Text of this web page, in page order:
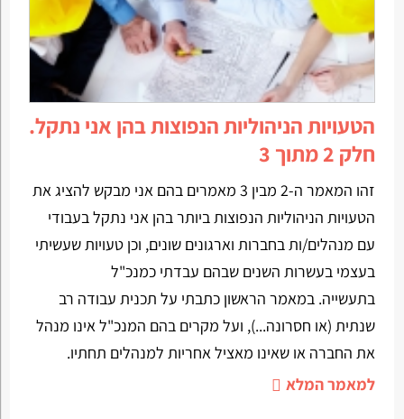
הטעויות הניהוליות הנפוצות בהן אני נתקל.
חלק 2 מתוך 3
זהו המאמר ה-2 מבין 3 מאמרים בהם אני מבקש להציג את
הטעויות הניהוליות הנפוצות ביותר בהן אני נתקל בעבודי
עם מנהלים/ות בחברות וארגונים שונים, וכן טעויות שעשיתי
בעצמי בעשרות השנים שבהם עבדתי כמנכ"ל
בתעשייה. במאמר הראשון כתבתי על תכנית עבודה רב
שנתית (או חסרונה...), ועל מקרים בהם המנכ"ל אינו מנהל
את החברה או שאינו מאציל אחריות למנהלים תחתיו.
למאמר המלא